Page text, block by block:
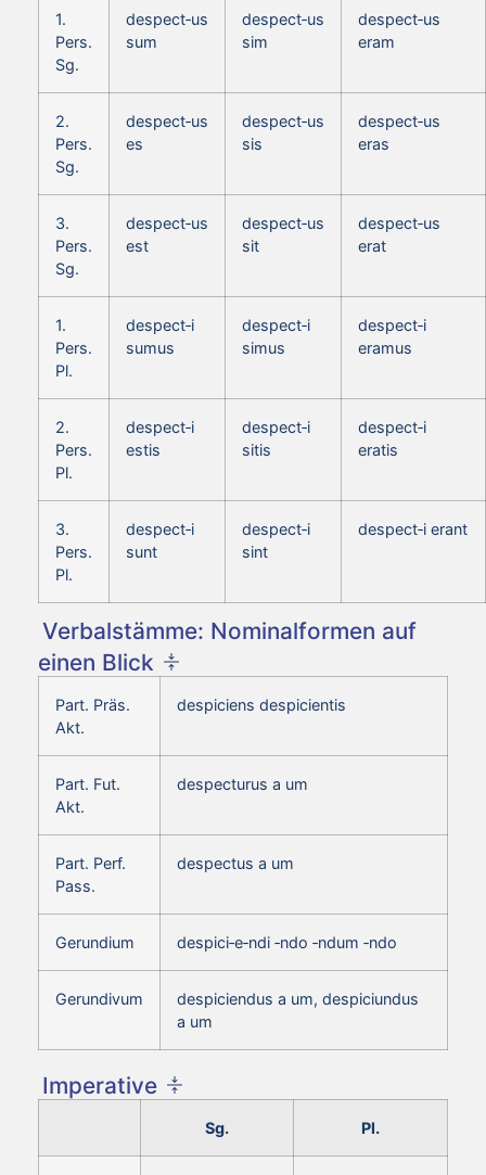
1.
Pers.
Sg.
despect‑us
sum
despect‑us
sim
despect‑us
eram
2.
Pers.
Sg.
despect‑us
es
despect‑us
sis
despect‑us
eras
3.
Pers.
Sg.
despect‑us
est
despect‑us
sit
despect‑us
erat
1.
Pers.
Pl.
despect‑i
sumus
despect‑i
simus
despect‑i
eramus
2.
Pers.
Pl.
despect‑i
estis
despect‑i
sitis
despect‑i
eratis
3.
Pers.
Pl.
despect‑i
sunt
despect‑i
sint
despect‑i erant
Verbalstämme: Nominalformen auf
einen Blick
Part. Präs.
Akt.
despiciens despicientis
Part. Fut.
Akt.
despecturus a um
Part. Perf.
Pass.
despectus a um
Gerundium despici‑e‑ndi ‑ndo ‑ndum ‑ndo
Gerundivum
despiciendus a um, despiciundus
a um
Imperative
Sg. Pl.